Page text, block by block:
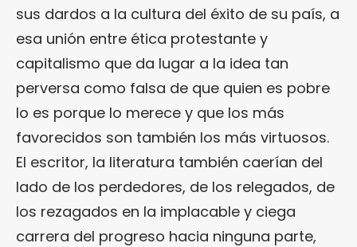
sus dardos a la cultura del éxito de su país, a
esa unión entre ética protestante y
capitalismo que da lugar a la idea tan
perversa como falsa de que quien es pobre
lo es porque lo merece y que los más
favorecidos son también los más virtuosos.
El escritor, la literatura también caerían del
lado de los perdedores, de los relegados, de
los rezagados en la implacable y ciega
carrera del progreso hacia ninguna parte,